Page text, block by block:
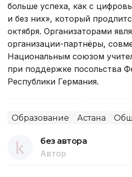
больше успеха, как с
и без них», который
октября. Организаторами
организации-партнёры,
Национальным союзом
при поддержке посольства
Республики Германия.
Образование Астана
без автора
Автор